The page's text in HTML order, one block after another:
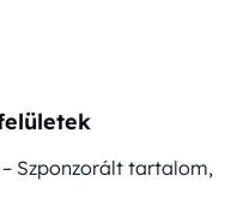
Szponzorált tartalom,